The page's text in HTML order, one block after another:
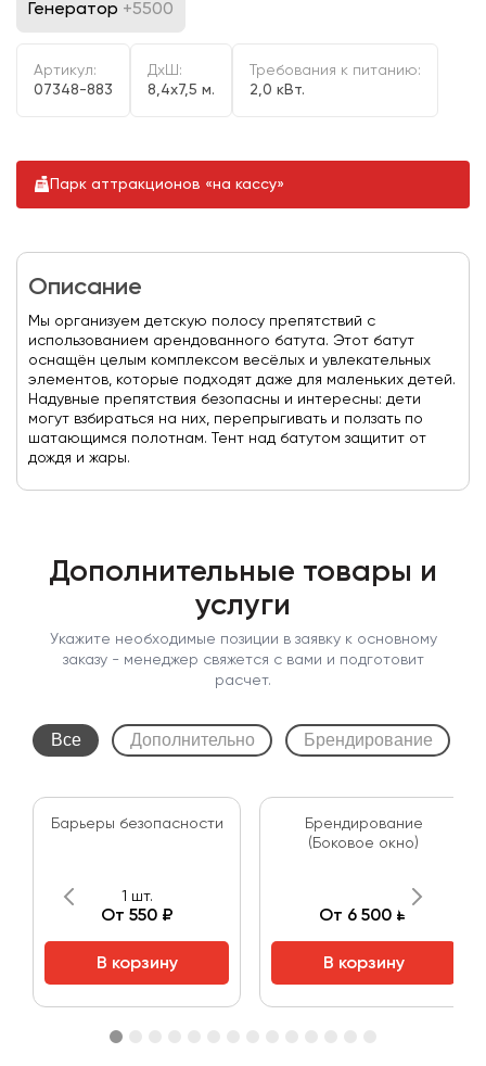
Генератор +5500
Артикул:
07348-883
ДxШ:
8,4x7,5 м.
Требования к питанию:
2,0 кВт.
Парк аттракционов «на кассу»
Описание
Мы организуем детскую полосу препятствий с
использованием арендованного батута. Этот батут
оснащён целым комплексом весёлых и увлекательных
элементов, которые подходят даже для маленьких детей.
Надувные препятствия безопасны и интересны: дети
могут взбираться на них, перепрыгивать и ползать по
шатающимся полотнам. Тент над батутом защитит от
дождя и жары.
Дополнительные товары и
услуги
Укажите необходимые позиции в заявку к основному
заказу - менеджер свяжется с вами и подготовит
расчет.
Все Дополнительно Брендирование
Барьеры безопасности
1 шт.
От 550 ₽
В корзину
Брендирование
(Боковое окно)
От 6 500 ₽
В корзину